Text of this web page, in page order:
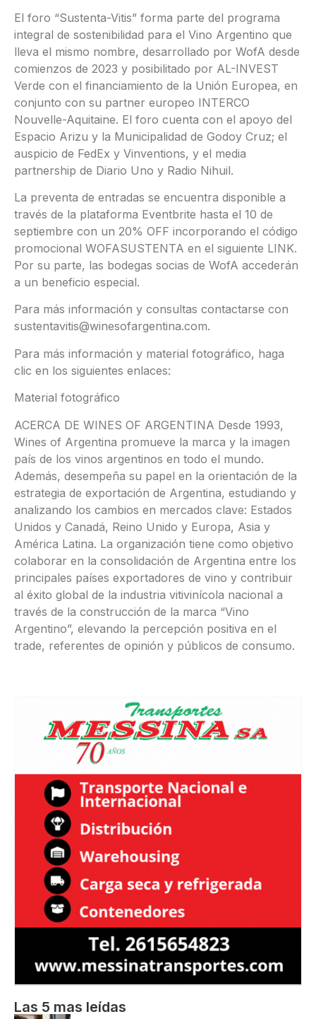
El foro “Sustenta-Vitis” forma parte del programa
integral de sostenibilidad para el Vino Argentino que
lleva el mismo nombre, desarrollado por WofA desde
comienzos de 2023 y posibilitado por AL-INVEST
Verde con el financiamiento de la Unión Europea, en
conjunto con su partner europeo INTERCO
Nouvelle-Aquitaine. El foro cuenta con el apoyo del
Espacio Arizu y la Municipalidad de Godoy Cruz; el
auspicio de FedEx y Vinventions, y el media
partnership de Diario Uno y Radio Nihuil.
La preventa de entradas se encuentra disponible a
través de la plataforma Eventbrite hasta el 10 de
septiembre con un 20% OFF incorporando el código
promocional WOFASUSTENTA en el siguiente LINK.
Por su parte, las bodegas socias de WofA accederán
a un beneficio especial.
Para más información y consultas contactarse con
sustentavitis@winesofargentina.com.
Para más información y material fotográfico, haga
clic en los siguientes enlaces:
Material fotográfico
ACERCA DE WINES OF ARGENTINA Desde 1993,
Wines of Argentina promueve la marca y la imagen
país de los vinos argentinos en todo el mundo.
Además, desempeña su papel en la orientación de la
estrategia de exportación de Argentina, estudiando y
analizando los cambios en mercados clave: Estados
Unidos y Canadá, Reino Unido y Europa, Asia y
América Latina. La organización tiene como objetivo
colaborar en la consolidación de Argentina entre los
principales países exportadores de vino y contribuir
al éxito global de la industria vitivinícola nacional a
través de la construcción de la marca “Vino
Argentino”, elevando la percepción positiva en el
trade, referentes de opinión y públicos de consumo.
Las 5 mas leídas